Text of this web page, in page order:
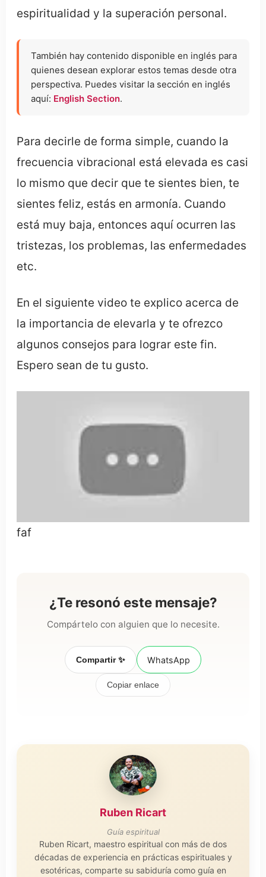
espiritualidad y la superación personal.
También hay contenido disponible en inglés para
quienes desean explorar estos temas desde otra
perspectiva. Puedes visitar la sección en inglés
aquí: English Section.
Para decirle de forma simple, cuando la
frecuencia vibracional está elevada es casi
lo mismo que decir que te sientes bien, te
sientes feliz, estás en armonía. Cuando
está muy baja, entonces aquí ocurren las
tristezas, los problemas, las enfermedades
etc.
En el siguiente video te explico acerca de
la importancia de elevarla y te ofrezco
algunos consejos para lograr este fin.
Espero sean de tu gusto.
faf
¿Te resonó este mensaje?
Compártelo con alguien que lo necesite.
Compartir ✨ WhatsApp
Copiar enlace
Ruben Ricart
Guía espiritual
Ruben Ricart, maestro espiritual con más de dos
décadas de experiencia en prácticas espirituales y
esotéricas, comparte su sabiduría como guía en